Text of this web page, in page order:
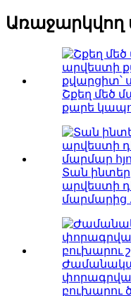
Շքեղ մեծ
քարե
Տան
արվեստի
մարմարից
բուխարու